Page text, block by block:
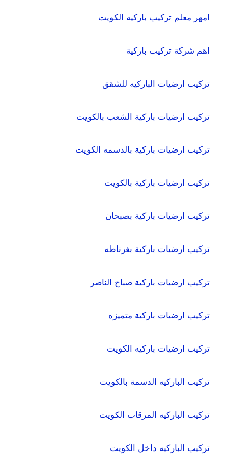
امهر معلم تركيب باركيه الكويت
اهم شركة تركيب باركية
تركيب ارضيات الباركيه للشقق
تركيب ارضيات باركية الشعب بالكويت
تركيب ارضيات باركية بالدسمه الكويت
تركيب ارضيات باركية بالكويت
تركيب ارضيات باركية بصبحان
تركيب ارضيات باركية بغرناطه
تركيب ارضيات باركية صباح الناصر
تركيب ارضيات باركية متميزه
تركيب ارضيات باركيه الكويت
تركيب الباركيه الدسمة بالكويت
تركيب الباركيه المرقاب الكويت
تركيب الباركيه داخل الكويت